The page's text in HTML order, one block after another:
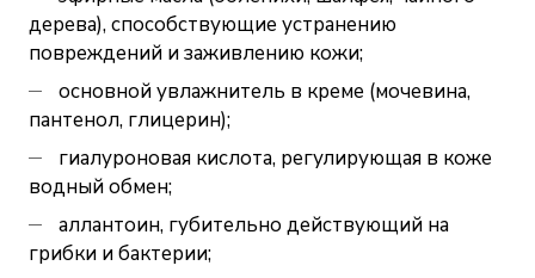
дерева), способствующие устранению
повреждений и заживлению кожи;
основной увлажнитель в креме (мочевина,
пантенол, глицерин);
гиалуроновая кислота, регулирующая в коже
водный обмен;
аллантоин, губительно действующий на
грибки и бактерии;